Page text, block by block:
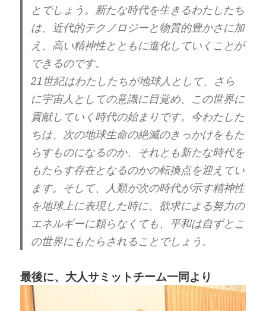
とでしょう。新たな時代を生きるわたしたち
は、近代的テクノロジーと物質的豊かさに加
え、高い精神性とともに進化していくことが
できるのです。
21世紀はわたしたちが地球人として、さら
に宇宙人としての意識に目覚め、この世界に
貢献していく時代の始まりです。今わたした
ちは、次の地球生命の絶滅のきっかけをもた
らすものになるのか、それとも新たな時代を
もたらす存在となるのかの転換点を迎えてい
ます。そして、人類が次の時代が示す精神性
を地球上に表現した時に、欲求による努力の
エネルギーに頼らなくても、平和は自ずとこ
の世界にもたらされることでしょう。
最後に、大人サミットチーム一同より